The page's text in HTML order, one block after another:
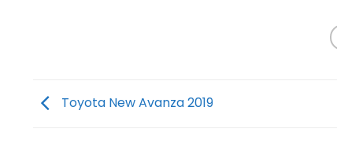
Toyota New Avanza 2019